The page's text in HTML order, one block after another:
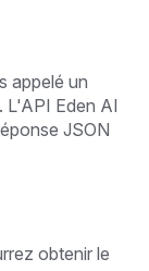
appelé un
L'API Eden AI
JSON
obtenir le